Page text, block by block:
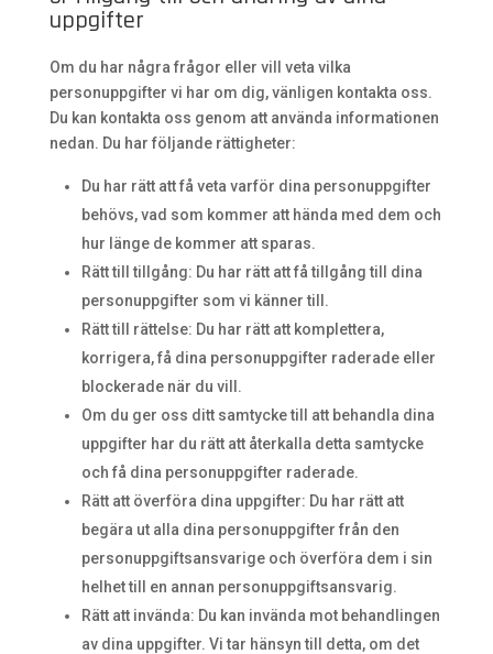
uppgifter
Om du har några frågor eller vill veta vilka
personuppgifter vi har om dig, vänligen kontakta oss.
Du kan kontakta oss genom att använda informationen
nedan. Du har följande rättigheter:
Du har rätt att få veta varför dina personuppgifter
behövs, vad som kommer att hända med dem och
hur länge de kommer att sparas.
Rätt till tillgång: Du har rätt att få tillgång till dina
personuppgifter som vi känner till.
Rätt till rättelse: Du har rätt att komplettera,
korrigera, få dina personuppgifter raderade eller
blockerade när du vill.
Om du ger oss ditt samtycke till att behandla dina
uppgifter har du rätt att återkalla detta samtycke
och få dina personuppgifter raderade.
Rätt att överföra dina uppgifter: Du har rätt att
begära ut alla dina personuppgifter från den
personuppgiftsansvarige och överföra dem i sin
helhet till en annan personuppgiftsansvarig.
Rätt att invända: Du kan invända mot behandlingen
av dina uppgifter. Vi tar hänsyn till detta, om det